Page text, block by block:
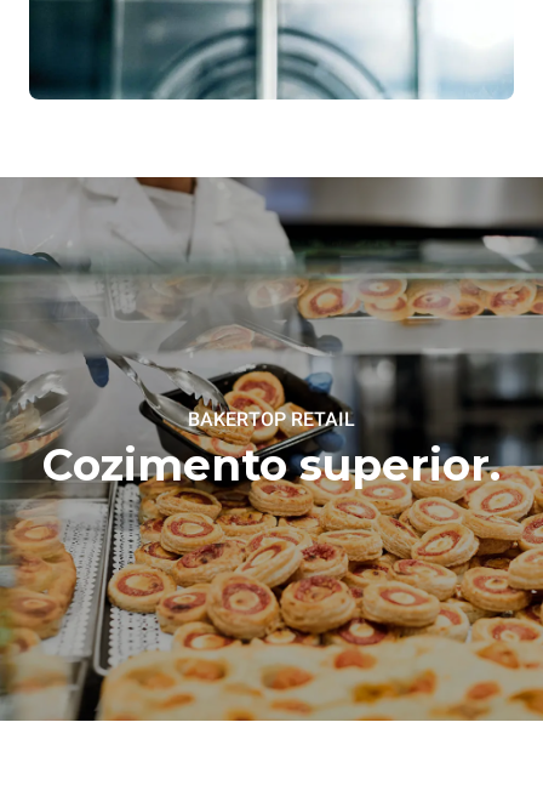
BAKERTOP RETAIL
Cozimento superior.